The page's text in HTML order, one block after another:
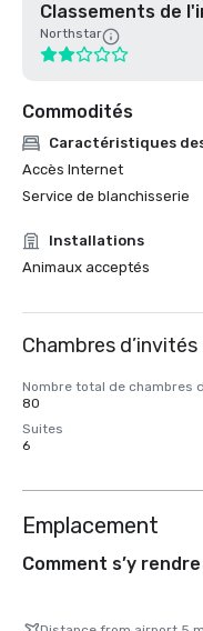
Classements de
Northstar
Commodités
Caractéristiques
Accès Internet
Service de blanchisserie
Installations
Animaux acceptés
Chambres d’invités
Nombre total de chambres
80
Suites
6
Emplacement
Comment s’y rendre